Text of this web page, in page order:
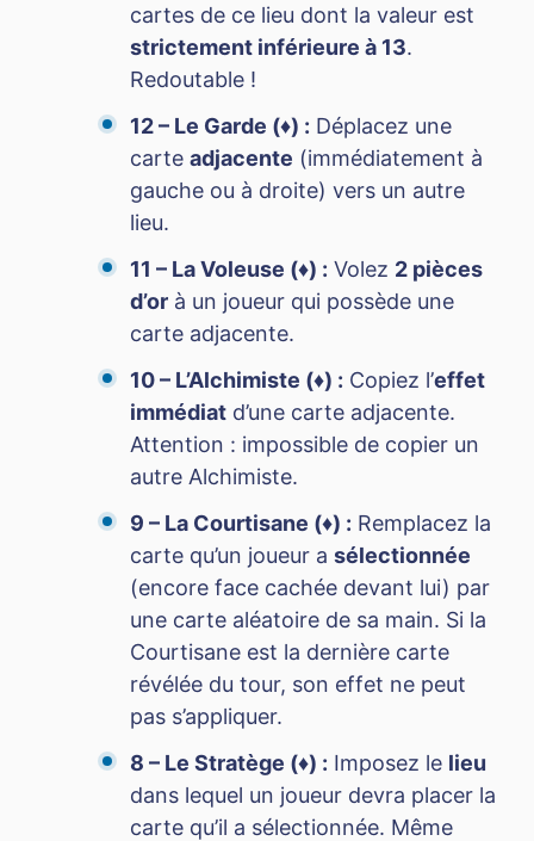
cartes de ce lieu dont la valeur est
strictement inférieure à 13.
Redoutable !
12 – Le Garde (♦) : Déplacez une
carte adjacente (immédiatement à
gauche ou à droite) vers un autre
lieu.
11 – La Voleuse (♦) : Volez 2 pièces
d’or à un joueur qui possède une
carte adjacente.
10 – L’Alchimiste (♦) : Copiez l’effet
immédiat d’une carte adjacente.
Attention : impossible de copier un
autre Alchimiste.
9 – La Courtisane (♦) : Remplacez la
carte qu’un joueur a sélectionnée
(encore face cachée devant lui) par
une carte aléatoire de sa main. Si la
Courtisane est la dernière carte
révélée du tour, son effet ne peut
pas s’appliquer.
8 – Le Stratège (♦) : Imposez le lieu
dans lequel un joueur devra placer la
carte qu’il a sélectionnée. Même